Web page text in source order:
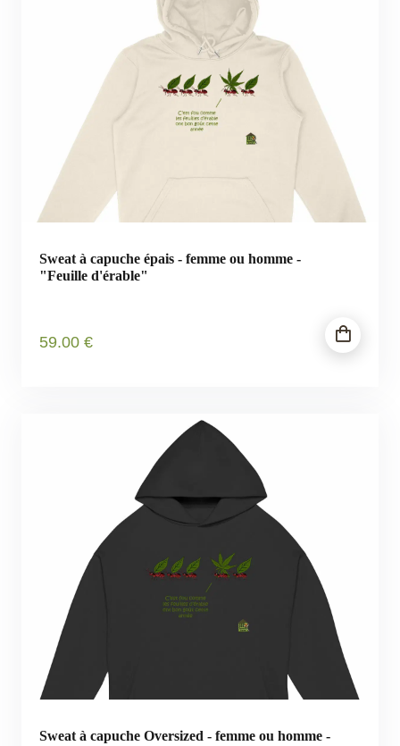
Sweat à capuche épais - femme ou homme -
"Feuille d'érable"
59.00 €
Sweat à capuche Oversized - femme ou homme -